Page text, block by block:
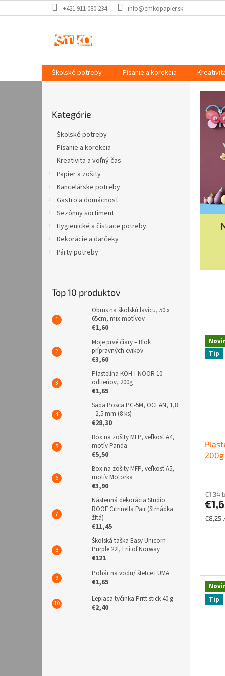
na
+421 911 080 234 info@emkopapier.sk
Školské potreby Písanie a korekcia
kategórie
Kategórie
Školské potreby
Písanie a korekcia
Kreativita a voľný čas
Papier a zošity
Kancelárske potreby
Gastro a domácnosť
Sezónny sortiment
Hygienické a čistiace potreby
Dekorácie a darčeky
Párty potreby
Top 10 produktov
Obrus na školskú lavicu, 50 x
65cm, mix motívov
€1,60
Moje prvé čiary – Blok
prípravných cvikov
€3,60
Plastelína KOH-I-NOOR 10
odtieňov, 200g
€1,65
Sada Posca PC-5M, OCEAN, 1,8
- 2,5 mm (8 ks)
€28,30
Box na zošity MFP, veľkosť A4,
motív Panda
€5,50
Box na zošity MFP, veľkosť A5,
motív Motorka
€3,90
Nástenná dekorácia Studio
ROOF Citrinella Pair (Strnádka
žltá)
€11,45
Školská taška Easy Unicorn
Purple 22l, Frii of Norway
€121
Pohár na vodu/ štetce LUMA
€1,65
Lepiaca tyčinka Pritt stick 40 g
€2,40
E
M
K
O
e
r
t
p
š
a
c
e
Tip
200g
€1,34
€8,25
Tip